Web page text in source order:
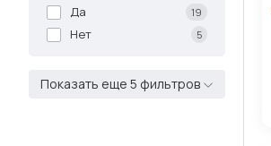
Да 19
Нет 5
Показать еще 5 фильтров